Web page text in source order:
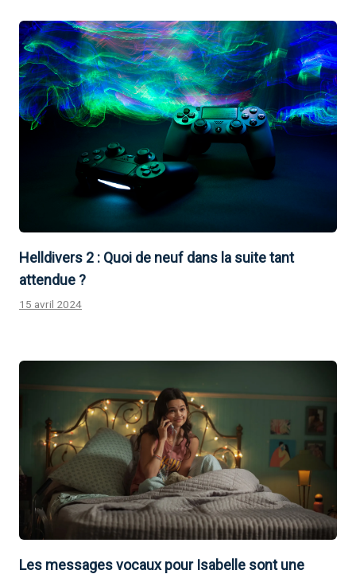
Helldivers 2 : Quoi de neuf dans la suite tant
attendue ?
15 avril 2024
Les messages vocaux pour Isabelle sont une